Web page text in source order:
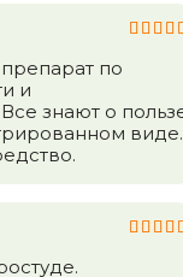
по
и
знают о
виде.